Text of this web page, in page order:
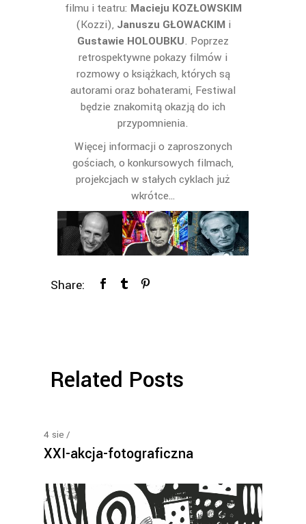
filmu i teatru: Macieju KOZŁOWSKIM
(Kozzi), Januszu GŁOWACKIMi
Gustawie HOLOUBKU. Poprzez
retrospektywne pokazy filmów i
rozmowy o książkach, których są
autorami oraz bohaterami, Festiwal
będzie znakomitą okazją do ich
przypomnienia.
Więcej informacji o zaproszonych
gościach, o konkursowych filmach,
projekcjach w stałych cyklach już
wkrótce…
Share:
Related Posts
4 sie
XXI-akcja-fotograficzna